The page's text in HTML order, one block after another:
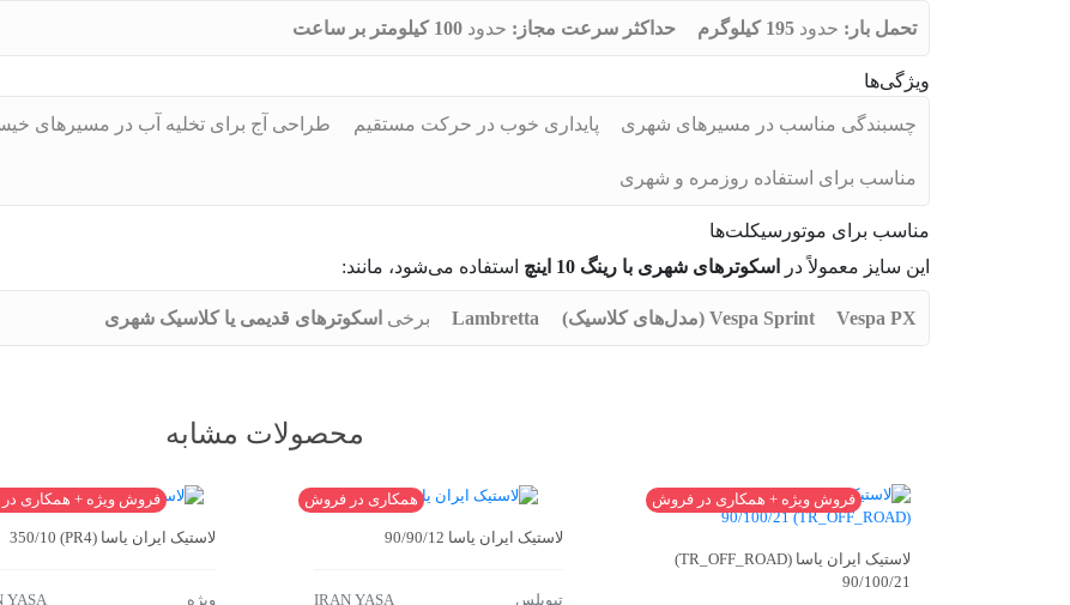
تحمل بار: حدود 195 کیلوگرم حداکثر سرعت مجاز: حدود100 کیلومتر بر ساعت
ویژگی‌ها
چسبندگی مناسب در مسیرهای شهری پایداری خوب در حرکت مستقیم طراحی آج برای تخلیه آب در مسیرهای
مناسب برای استفاده روزمره و شهری
مناسب برای موتورسیکلت‌ها
این سایز معمولاً در
اسکوترهای شهری با رینگ 10 اینچ استفاده می‌شود، مانند:
Vespa PX Vespa Sprint (مدل‌های کلاسیک) Lambretta برخی اسکوترهای قدیمی یا کلاسیک شهری
محصولات مشابه
لاستیک ایران یاسا (TR_OFF_ROAD)
90/100/21
فروش ویژه + همکاری در فروش
لاستیک ایران یاسا 90/90/12
تیوبلس IRAN YASA
همکاری در فروش
لاستیک ایران یاسا (PR4) 350/10
ویژه YASA
فروش ویژه + همکاری